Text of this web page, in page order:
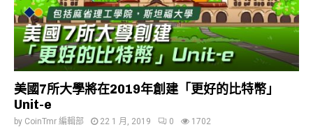
美國7所大學將在2019年創建「更好的比特幣」
Unit-e
by CoinTmr 編輯部 22 1 月, 2019 0 1702